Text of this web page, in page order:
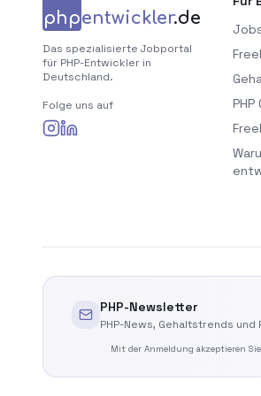
phpentwickler.de
Das spezialisierte Jobportal
für PHP-Entwickler in
Deutschland.
Folge uns auf
PHP-Newsletter
PHP-News, Gehaltstrends
Mit der Anmeldung akzeptieren